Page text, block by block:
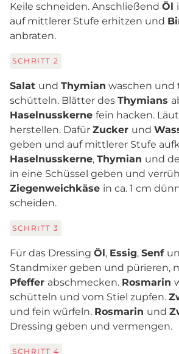
Keile schneiden. Anschließend Öl
auf mittlerer Stufe erhitzen und
anbraten.
SCHRITT 2
Salat und Thymian waschen und
schütteln. Blätter des Thymians
Haselnusskerne fein hacken.
herstellen. Dafür Zucker und
geben und auf mittlerer Stufe
Haselnusskerne, Thymian und
in eine Schüssel geben und
Ziegenweichkäse in ca. 1 cm
scheiden.
SCHRITT 3
Für das Dressing Öl, Essig, Senf
Standmixer geben und pürieren,
Pfeffer abschmecken. Rosmarin
schütteln und vom Stiel zupfen.
und fein würfeln. Rosmarin und
Dressing geben und vermengen.
SCHRITT 4